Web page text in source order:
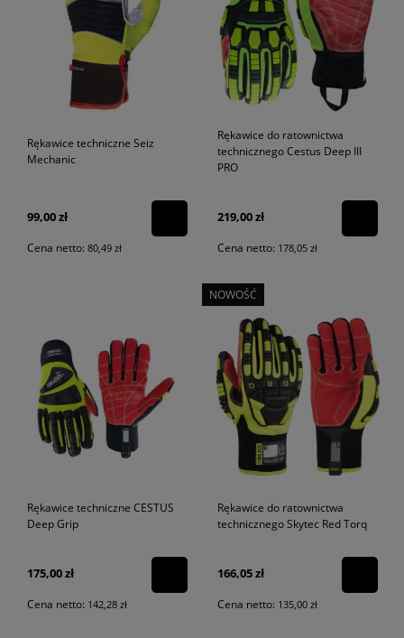
Rękawice techniczne Seiz
Mechanic
99,00 zł
Cena netto: 80,49 zł
Rękawice do ratownictwa
technicznego Cestus Deep III
PRO
219,00 zł
Cena netto: 178,05 zł
Rękawice techniczne CESTUS
Deep Grip
175,00 zł
Cena netto: 142,28 zł
Rękawice do ratownictwa
technicznego Skytec Red Torq
166,05 zł
Cena netto: 135,00 zł
NOWOŚĆ